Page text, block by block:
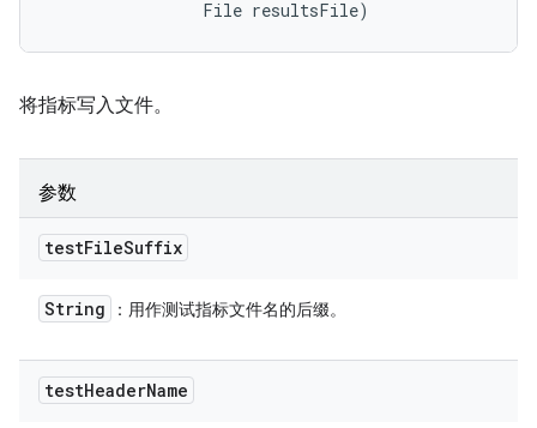
                File resultsFile)
将指标写入文件。
参数
testFileSuffix
String ：用作测试指标文件名的后缀。
testHeaderName